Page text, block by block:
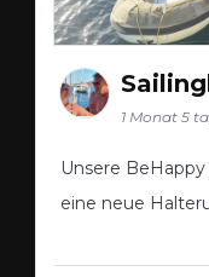
1 Monat 5
Unsere
eine neue